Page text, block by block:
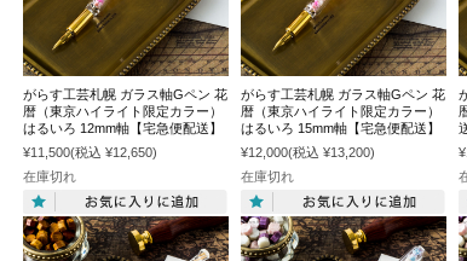
がらす工芸札幌 ガラス軸Gペン 花
暦（東京ハイライト限定カラー）
はるいろ 12mm軸【宅急便配送】
¥11,500(税込 ¥12,650)
在庫切れ
がらす工芸札幌 ガラス軸Gペン 花
暦（東京ハイライト限定カラー）
はるいろ 15mm軸【宅急便配送】
¥12,000(税込 ¥13,200)
在庫切れ